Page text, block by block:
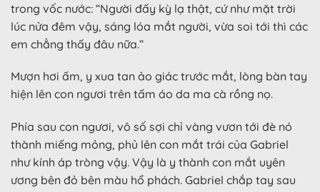
trong vốc nước: “Người đấy kỳ lạ thật, cứ như mặt trời
lúc nửa đêm vậy, sáng lóa mắt người, vừa soi tới thì các
em chẳng thấy đâu nữa.”
Mượn hơi ấm, y xua tan ảo giác trước mắt, lòng bàn tay
hiện lên con ngươi trên tấm áo da ma cà rồng nọ.
Phía sau con ngươi, vô số sợi chỉ vàng vươn tới đè nó
thành miếng mỏng, phủ lên con mắt trái của Gabriel
như kính áp tròng vậy. Vậy là y thành con mắt uyên
ương bên đỏ bên màu hổ phách. Gabriel chắp tay sau